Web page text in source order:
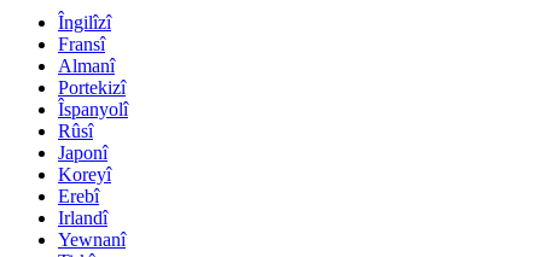
Îngilîzî
Fransî
Almanî
Portekizî
Îspanyolî
Rûsî
Japonî
Koreyî
Erebî
Irlandî
Yewnanî